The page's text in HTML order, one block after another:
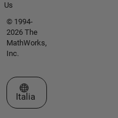
Us
© 1994-
2026 The
MathWorks,
Inc.
Seleziona un sito web
Italia